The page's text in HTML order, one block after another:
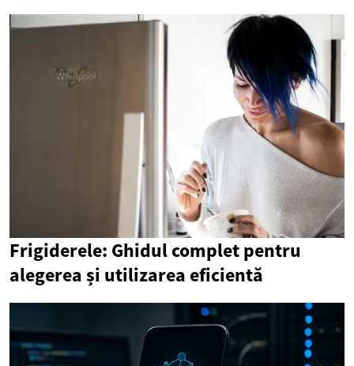
Frigiderele: Ghidul complet pentru
alegerea și utilizarea eficientă